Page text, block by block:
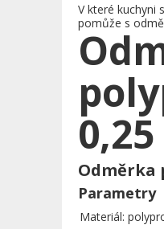
V které kuchyni
pomůže s
Odměrka
Parametry
Materiál: